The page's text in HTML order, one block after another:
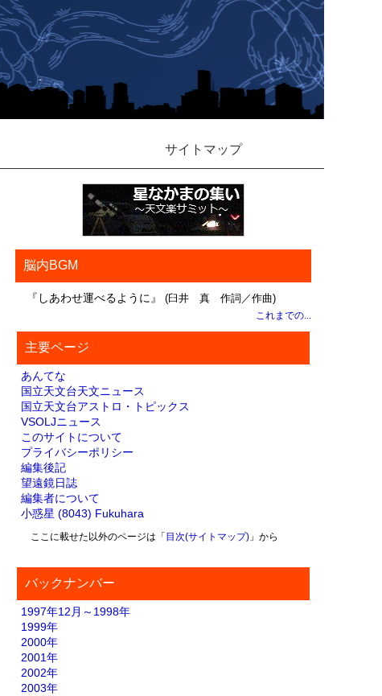
サイトマップ
脳内BGM
『しあわせ運べるように』 (臼井 真 作詞／作曲)
これまでの...
主要ページ
あんてな
国立天文台天文ニュース
国立天文台アストロ・トピックス
VSOLJニュース
このサイトについて
プライバシーポリシー
編集後記
望遠鏡日誌
編集者について
小惑星 (8043) Fukuhara
ここに載せた以外のページは「 目次(サイトマップ)」から
バックナンバー
1997年12月～1998年
1999年
2000年
2001年
2002年
2003年